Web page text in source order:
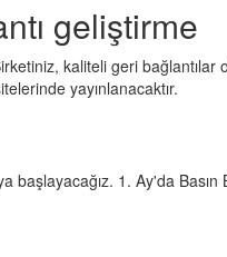
geliştirme
kaliteli geri
yayınlanacaktır.
başlayacağız. 1. Ay'da